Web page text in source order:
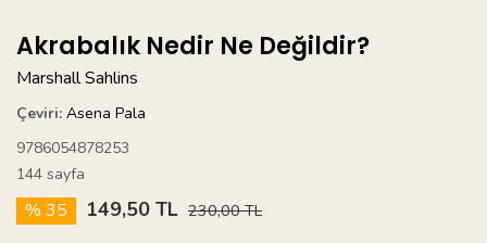
Akrabalık Nedir Ne Değildir?
Marshall Sahlins
Çeviri: Asena Pala
9786054878253
144 sayfa
% 35 149,50 TL 230,00 TL